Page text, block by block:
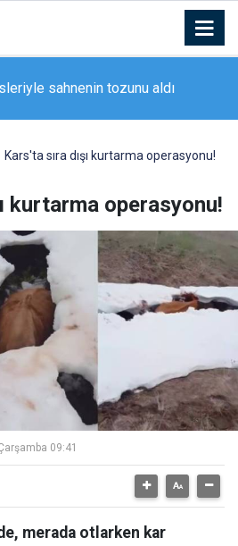
sahnenin tozunu aldı
Kars'ta sıra dışı kurtarma operasyonu!
kurtarma operasyonu!
09:41
merada otlarken kar